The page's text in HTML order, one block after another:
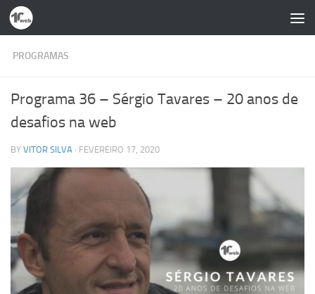
Skip to content
PROGRAMAS
Programa 36 – Sérgio Tavares – 20 anos de
desafios na web
BY VITOR SILVA · FEVEREIRO 17, 2020